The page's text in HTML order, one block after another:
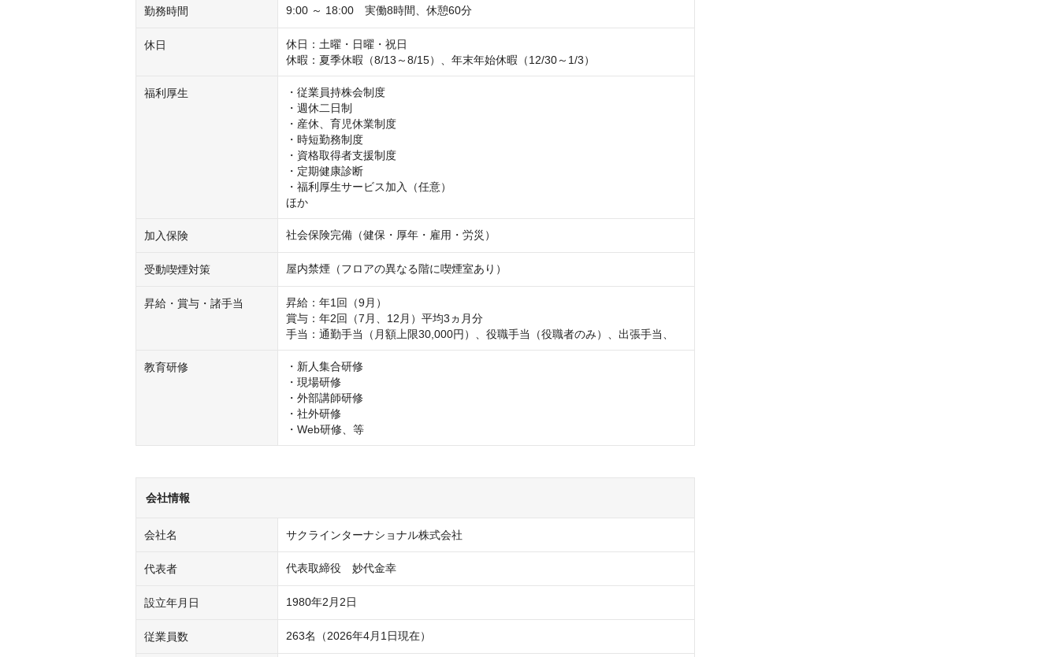
勤務時間 9:00 ～ 18:00　実働8時間、休憩60分
休日
休日：土曜・日曜・祝日
休暇：夏季休暇（8/13～8/15）、年末年始休暇（12/30～1/3）
福利厚生
・従業員持株会制度
・週休二日制
・産休、育児休業制度
・時短勤務制度
・資格取得者支援制度
・定期健康診断
・福利厚生サービス加入（任意）
ほか
加入保険 社会保険完備（健保・厚年・雇用・労災）
受動喫煙対策 屋内禁煙（フロアの異なる階に喫煙室あり）
昇給・賞与・諸手当
昇給：年1回（9月）
賞与：年2回（7月、12月）平均3ヵ月分
手当：通勤手当（月額上限30,000円）、役職手当（役職者のみ）、出張手当、
教育研修
・新人集合研修
・現場研修
・外部講師研修
・社外研修
・Web研修、等
会社情報
会社名 サクラインターナショナル株式会社
代表者 代表取締役　妙代金幸
設立年月日 1980年2月2日
従業員数 263名（2026年4月1日現在）